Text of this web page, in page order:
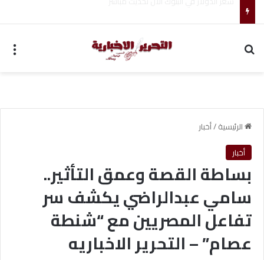
الرئيسية/أخبار
أخبار
بساطة القصة وعمق التأثير..
سامي عبدالراضي يكشف سر
تفاعل المصريين مع “شنطة
عصام” – التحرير الاخباريه